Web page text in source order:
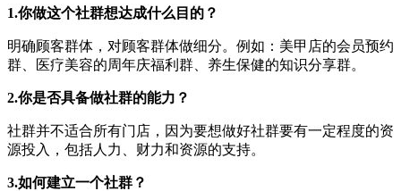
1.你做这个社群想达成什么目的？
明确顾客群体，对顾客群体做细分。例如：美甲店的会员预约
群、医疗美容的周年庆福利群、养生保健的知识分享群。
2.你是否具备做社群的能力？
社群并不适合所有门店，因为要想做好社群要有一定程度的资
源投入，包括人力、财力和资源的支持。
3.如何建立一个社群？